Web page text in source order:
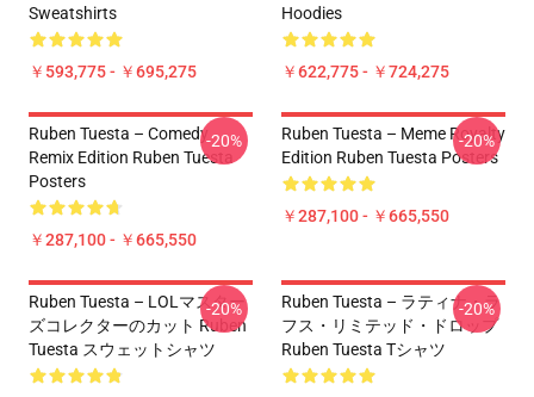
Sweatshirts
￥593,775 - ￥695,275
Hoodies
￥622,775 - ￥724,275
Ruben Tuesta – Comedy
Remix Edition Ruben Tuesta
Posters
￥287,100 - ￥665,550
-20%
Ruben Tuesta – Meme Royalty
Edition Ruben Tuesta Posters
￥287,100 - ￥665,550
-20%
Ruben Tuesta – LOLマスター
ズコレクターのカット Ruben
Tuesta スウェットシャツ
-20%
Ruben Tuesta – ラティナ・ラ
フス・リミテッド・ドロップ
Ruben Tuesta Tシャツ
-20%